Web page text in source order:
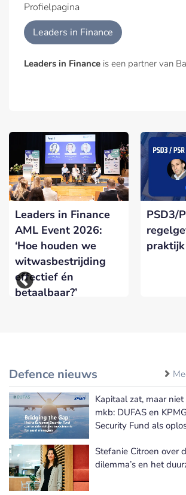
Profielpagina
Leaders in Finance
Leaders in Finance is een partner van
Leaders in Finance
AML Event 2026:
‘Hoe houden we
witwasbestrijding
effectief én
betaalbaar?’
PSD3/
praktijk
Defence nieuws
Kapitaal zat, maar
mkb: DUFAS en
Security Fund als
Stefanie Citroen over
dilemma’s en het